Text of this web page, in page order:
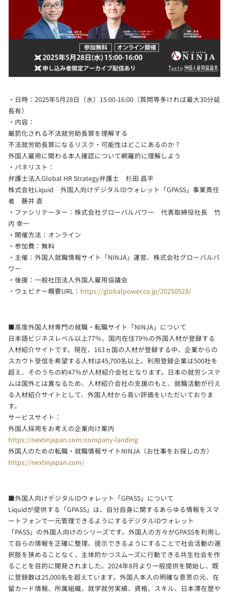
・日時：2025年5月28日（水）15:00-16:00（質問等多ければ最大30分延
長有）
・内容：
厳罰化される不法就労助長罪を理解する
不法就労助長罪になるリスク・可能性はどこにあるのか？
外国人雇用に関わる本人確認について網羅的に理解しよう
・パネリスト：
弁護士法人Global HR Strategy弁護士 杉田 昌平
株式会社Liquid 外国人向けデジタルIDウォレット「GPASS」事業責任
者 藤井 直
・ファシリテーター：株式会社グローバルパワー 代表取締役社長 竹
内 幸一
・開催方法：オンライン
・参加費：無料
・主催：外国人就職情報サイト「NINJA」運営、株式会社グローバルパ
ワー
・後援：一般社団法人外国人雇用協議会
・ウェビナー概要URL： https://globalpower.co.jp/20250528/
■高度外国人材専門の就職・転職サイト「NINJA」について
日本語ビジネスレベル以上77％、国内在住79％の外国人材が登録する
人材紹介サイトです。現在、163ヵ国の人材が登録する中、企業からの
スカウト受信を希望する人材は45,700名以上。利用登録企業は500社を
超え、そのうちの約47％が人材紹介会社となります。日本の就労システ
ムは国外とは異なるため、人材紹介会社の支援のもと、就職活動が行え
る人材紹介サイトとして、外国人材から高い評価をいただいておりま
す。
サービスサイト：
外国人採用をお考えの企業向け案内
https://nextinjapan.com/company-landing
外国人のための転職・就職情報サイトNINJA（お仕事をお探しの方）
https://nextinjapan.com/
■外国人向けデジタルIDウォレット「GPASS」について
Liquidが提供する「GPASS」は、自分自身に関するあらゆる情報をスマ
ートフォンで一元管理できるようにするデジタルIDウォレット
「PASS」の外国人向けのシリーズです。外国人の方々がGPASSを利用し
て自らの情報を正確に整理、提示できるようにすることで社会活動の選
択肢を狭めることなく、主体的かつスムーズに行動できる共生社会を作
ることを目的に開発されました。2024年8月より一般提供を開始し、既
に登録数は25,000名を超えています。外国人本人の明確な意思の元、在
留カード情報、所属組織、就学就労実績、資格、スキル、日本滞在歴や